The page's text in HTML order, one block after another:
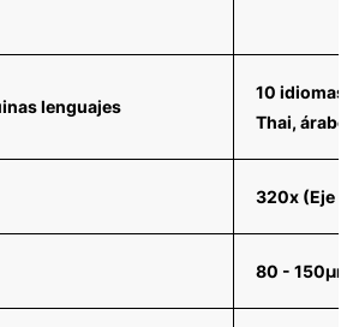
lenguajes
10 idiomas
Thai, árabe)
320x (Eje
80 -